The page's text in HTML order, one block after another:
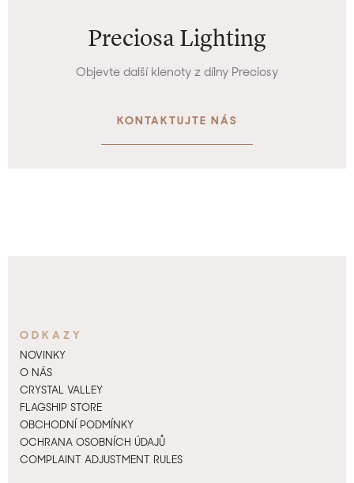
Preciosa Lighting
Objevte další klenoty z dílny Preciosy
KONTAKTUJTE NÁS
ODKAZY
NOVINKY
O NÁS
CRYSTAL VALLEY
FLAGSHIP STORE
OBCHODNÍ PODMÍNKY
OCHRANA OSOBNÍCH ÚDAJŮ
COMPLAINT ADJUSTMENT RULES